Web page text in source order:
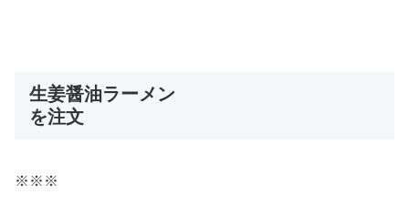
生姜醤油ラーメン
を注文
※※※